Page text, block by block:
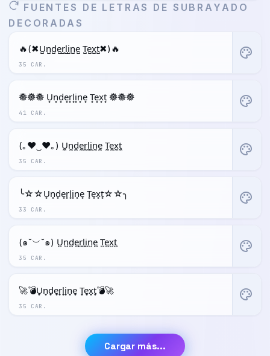
FUENTES DE LETRAS DE SUBRAYADO
DECORADAS
35 CAR.
🔥(✖U̺n̺d̺e̺r̺l̺i̺n̺e̺ T̺e̺x̺t̺✖)🔥 palette
41 CAR.
𖣔𖣔𖣔 U͙n͙d͙e͙r͙l͙i͙n͙e͙ T͙e͙x͙t͙ 𖣔𖣔𖣔 palette
35 CAR.
(｡♥‿♥｡) U̼n̼d̼e̼r̼l̼i̼n̼e̼ T̼e̼x̼t̼ palette
33 CAR.
╰☆☆U̟n̟d̟e̟r̟l̟i̟n̟e̟ T̟e̟x̟t̟☆☆╮ palette
35 CAR.
(๑˘︶˘๑) U̺n̺d̺e̺r̺l̺i̺n̺e̺ T̺e̺x̺t̺ palette
35 CAR.
🚀💣U̟n̟d̟e̟r̟l̟i̟n̟e̟ T̟e̟x̟t̟💣🚀 palette
Cargar más...